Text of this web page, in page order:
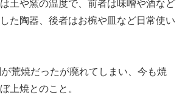
土や窯の温度で、前者は味噌や酒など
た陶器、後者はお椀や皿など日常使い
荒焼だったが廃れてしまい、今も焼
上焼とのこと。